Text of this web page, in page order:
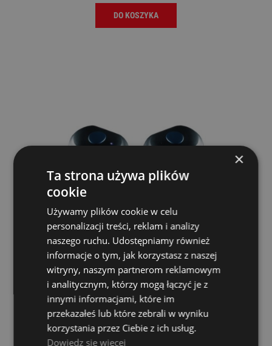
DO KOSZYKA
Electro Harmonix RB Buds Bluetooth
Earbuds
ELECTRO - HARMONIX
305,00 zł
×
Ta strona używa plików
cookie
Używamy plików cookie w celu
personalizacji treści, reklam i analizy
naszego ruchu. Udostępniamy również
informacje o tym, jak korzystasz z naszej
witryny, naszym partnerom reklamowym
i analitycznym, którzy mogą łączyć je z
innymi informacjami, które im
przekazałeś lub które zebrali w wyniku
korzystania przez Ciebie z ich usług.
Dowiedz się więcej